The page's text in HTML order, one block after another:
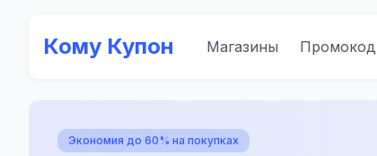
Кому Купон Магазины
Экономия до 60% на покупках